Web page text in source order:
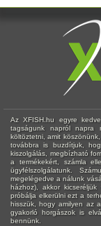
Az XFISH.hu egyre
tagságunk napról napra
költöztetni, amit
továbbra is buzdítjuk,
kiszolgálás, megbízható
a termékekért, számla
ügyfélszolgálatunk.
megelégedve a nálunk
házhoz), akkor
próbálja elkerülni ezt a
hisszük, hogy amilyen az
gyakorló horgászok is
bennünk.